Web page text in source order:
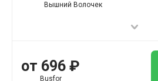
Вышний Волочек
от 696 ₽
Busfor